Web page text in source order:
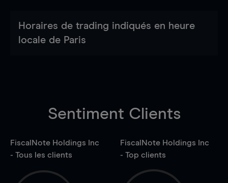
Horaires de trading indiqués en heure
locale de Paris
Sentiment Clients
FiscalNote Holdings Inc
- Tous les clients
FiscalNote Holdings Inc
- Top clients